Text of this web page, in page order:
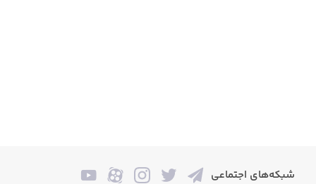
شبکه‌های اجتماعی